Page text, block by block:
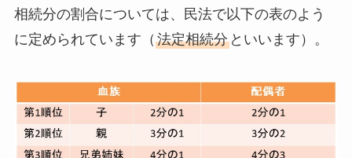
相続分の割合については、民法で以下の表のよう
に定められています（ 法定相続分といいます）。